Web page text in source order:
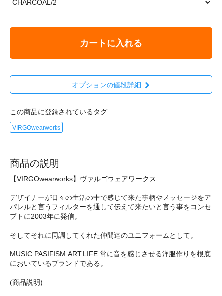
カートに入れる
オプションの値段詳細
この商品に登録されているタグ
VIRGOwearworks
商品の説明
【VIRGOwearworks】ヴァルゴウェアワークス
デザイナーが日々の生活の中で感じて来た事柄やメッセージをア
パレルと言うフィルターを通して伝えて来たいと言う事をコンセ
プトに2003年に発信。
そしてそれに同調してくれた仲間達のユニフォームとして。
MUSIC.PASIFISM.ART.LIFE 常に音を感じさせる洋服作りを根底
においているブランドである。
(商品説明)